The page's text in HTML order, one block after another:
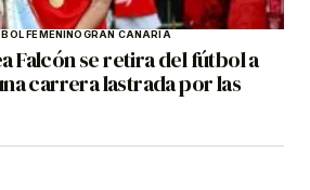
FEMENINOGRAN CANARIA
Falcón se retira del fútbol a
carrera lastrada por las